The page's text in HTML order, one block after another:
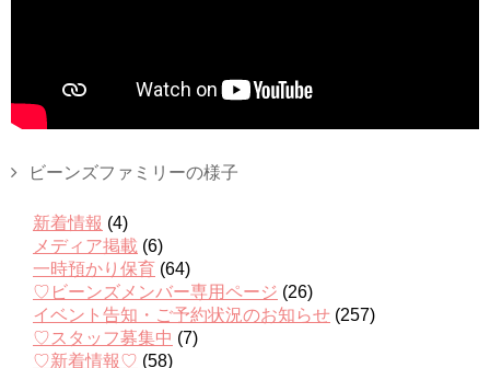
ビーンズファミリーの様子
新着情報 (4)
メディア掲載 (6)
一時預かり保育 (64)
♡ビーンズメンバー専用ページ (26)
イベント告知・ご予約状況のお知らせ (257)
♡スタッフ募集中 (7)
♡新着情報♡ (58)